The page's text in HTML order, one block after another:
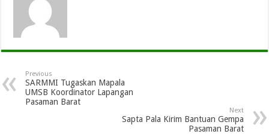
Previous
SARMMI Tugaskan Mapala
UMSB Koordinator Lapangan
Pasaman Barat
Next
Sapta Pala Kirim Bantuan Gempa
Pasaman Barat